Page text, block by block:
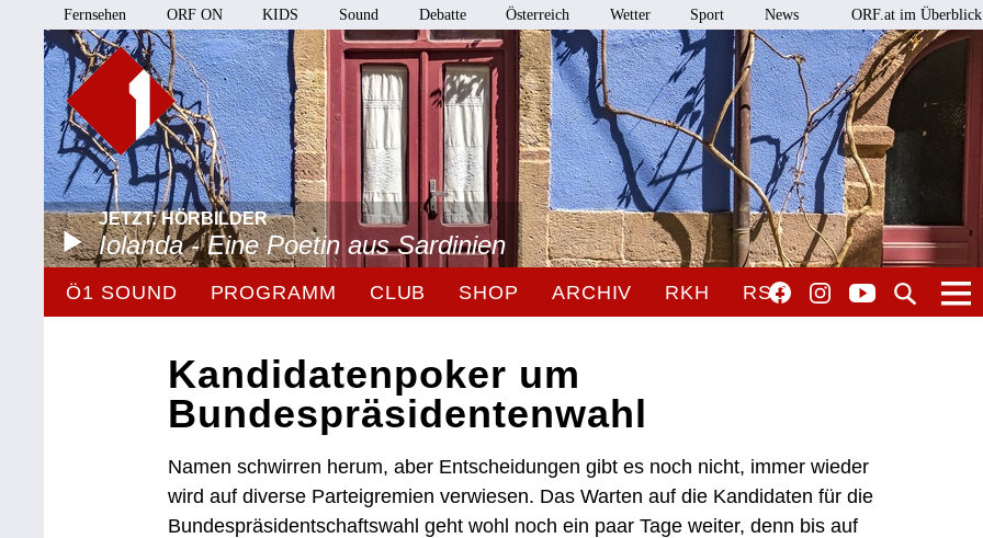
Fernsehen ORF ON KIDS Sound Debatte Österreich Wetter Sport News ORF.at im Überblick
JETZT: HÖRBILDER
Iolanda - Eine Poetin aus Sardinien
Ö1 SOUND PROGRAMM CLUB SHOP ARCHIV RKH RSO
Kandidatenpoker um
Bundespräsidentenwahl
Namen schwirren herum, aber Entscheidungen gibt es noch nicht, immer wieder
wird auf diverse Parteigremien verwiesen. Das Warten auf die Kandidaten für die
Bundespräsidentschaftswahl geht wohl noch ein paar Tage weiter, denn bis auf